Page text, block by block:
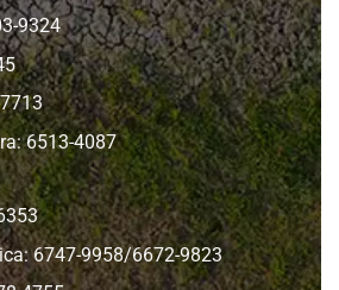
9324
6513-4087
6747-9958/6672-9823